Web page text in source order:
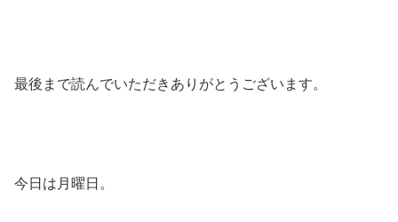
最後まで読んでいただきありがとうございます。
今日は月曜日。